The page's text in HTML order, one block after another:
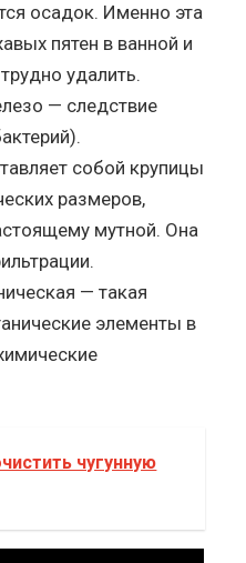
осадок. Именно эта
пятен в ванной и
удалить.
— следствие
собой крупицы
размеров,
мутной. Она
— такая
элементы в
чугунную